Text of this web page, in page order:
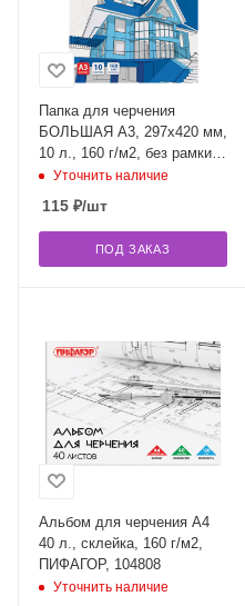
Папка для черчения
БОЛЬШАЯ А3, 297х420 мм,
10 л., 160 г/м2, без рамки,
BRAUBERG, 125233
Уточнить наличие
115 ₽/шт
ПОД ЗАКАЗ
Альбом для черчения А4
40 л., склейка, 160 г/м2,
ПИФАГОР, 104808
Уточнить наличие